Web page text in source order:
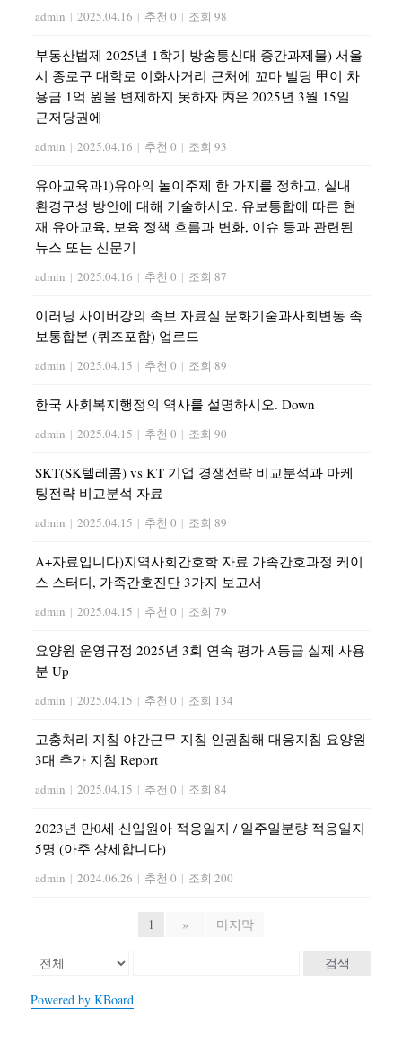
admin | 2025.04.16 | 추천 0 | 조회 98
부동산법제 2025년 1학기 방송통신대 중간과제물) 서울
시 종로구 대학로 이화사거리 근처에 꼬마 빌딩 甲이 차
용금 1억 원을 변제하지 못하자 丙은 2025년 3월 15일
근저당권에
admin | 2025.04.16 | 추천 0 | 조회 93
유아교육과1)유아의 놀이주제 한 가지를 정하고, 실내
환경구성 방안에 대해 기술하시오. 유보통합에 따른 현
재 유아교육, 보육 정책 흐름과 변화, 이슈 등과 관련된
뉴스 또는 신문기
admin | 2025.04.16 | 추천 0 | 조회 87
이러닝 사이버강의 족보 자료실 문화기술과사회변동 족
보통합본 (퀴즈포함) 업로드
admin | 2025.04.15 | 추천 0 | 조회 89
한국 사회복지행정의 역사를 설명하시오. Down
admin | 2025.04.15 | 추천 0 | 조회 90
SKT(SK텔레콤) vs KT 기업 경쟁전략 비교분석과 마케
팅전략 비교분석 자료
admin | 2025.04.15 | 추천 0 | 조회 89
A+자료입니다)지역사회간호학 자료 가족간호과정 케이
스 스터디, 가족간호진단 3가지 보고서
admin | 2025.04.15 | 추천 0 | 조회 79
요양원 운영규정 2025년 3회 연속 평가 A등급 실제 사용
분 Up
admin | 2025.04.15 | 추천 0 | 조회 134
고충처리 지침 야간근무 지침 인권침해 대응지침 요양원
3대 추가 지침 Report
admin | 2025.04.15 | 추천 0 | 조회 84
2023년 만0세 신입원아 적응일지 / 일주일분량 적응일지
5명 (아주 상세합니다)
admin | 2024.06.26 | 추천 0 | 조회 200
1 » 마지막
검색
Powered by KBoard